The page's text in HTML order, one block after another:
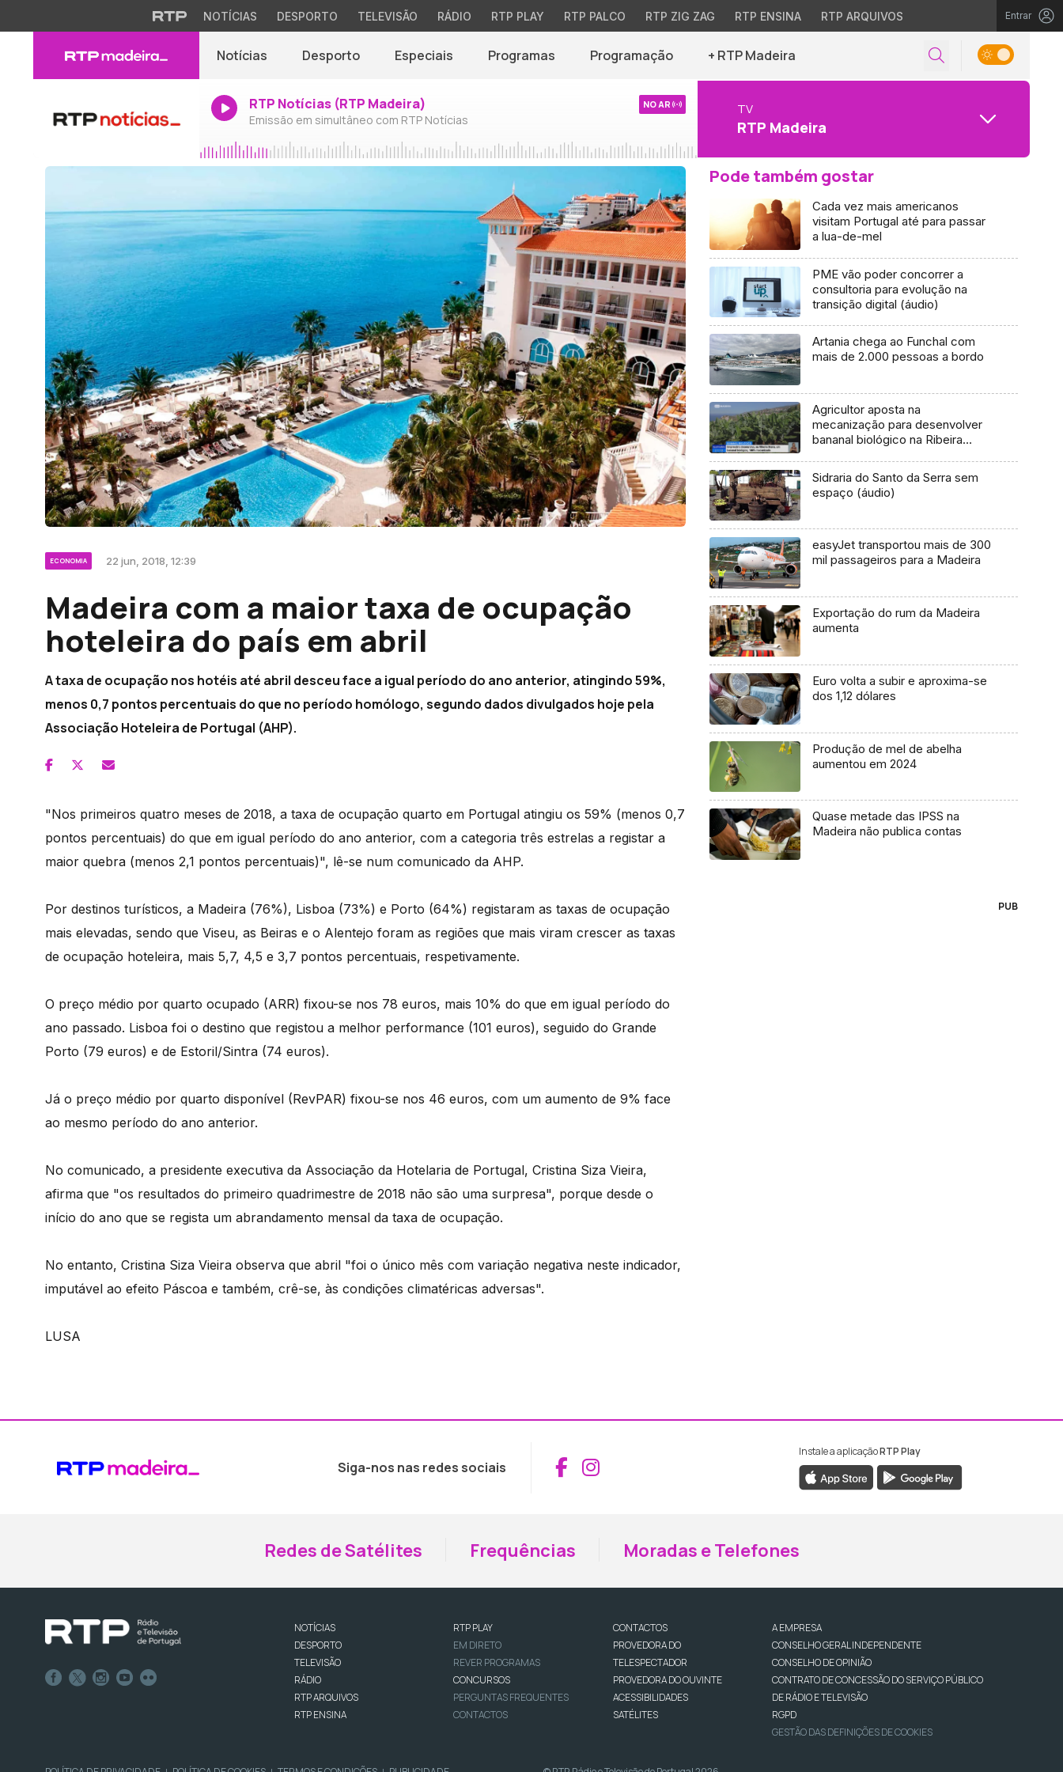
NOTÍCIAS DESPORTO TELEVISÃO RÁDIO RTP PLAY RTP PALCO RTP ZIG ZAG RTP ENSINA RTP ARQUIVOS Entrar
Notícias Desporto Especiais Programas Programação + RTP Madeira
RTP Notícias (RTP Madeira)
Emissão em simultâneo com RTP Notícias
NO AR TV
RTP Madeira
ECONOMIA 22 jun, 2018, 12:39
Madeira com a maior taxa de ocupação
hoteleira do país em abril
A taxa de ocupação nos hotéis até abril desceu face a igual período do ano anterior, atingindo 59%,
menos 0,7 pontos percentuais do que no período homólogo, segundo dados divulgados hoje pela
Associação Hoteleira de Portugal (AHP).
"Nos primeiros quatro meses de 2018, a taxa de ocupação quarto em Portugal atingiu os 59% (menos 0,7
pontos percentuais) do que em igual período do ano anterior, com a categoria três estrelas a registar a
maior quebra (menos 2,1 pontos percentuais)", lê-se num comunicado da AHP.
Por destinos turísticos, a Madeira (76%), Lisboa (73%) e Porto (64%) registaram as taxas de ocupação
mais elevadas, sendo que Viseu, as Beiras e o Alentejo foram as regiões que mais viram crescer as taxas
de ocupação hoteleira, mais 5,7, 4,5 e 3,7 pontos percentuais, respetivamente.
O preço médio por quarto ocupado (ARR) fixou-se nos 78 euros, mais 10% do que em igual período do
ano passado. Lisboa foi o destino que registou a melhor performance (101 euros), seguido do Grande
Porto (79 euros) e de Estoril/Sintra (74 euros).
Já o preço médio por quarto disponível (RevPAR) fixou-se nos 46 euros, com um aumento de 9% face
ao mesmo período do ano anterior.
No comunicado, a presidente executiva da Associação da Hotelaria de Portugal, Cristina Siza Vieira,
afirma que "os resultados do primeiro quadrimestre de 2018 não são uma surpresa", porque desde o
início do ano que se regista um abrandamento mensal da taxa de ocupação.
No entanto, Cristina Siza Vieira observa que abril "foi o único mês com variação negativa neste indicador,
imputável ao efeito Páscoa e também, crê-se, às condições climatéricas adversas".
LUSA
Pode também gostar
Cada vez mais americanos
visitam Portugal até para passar
a lua-de-mel
PME vão poder concorrer a
consultoria para evolução na
transição digital (áudio)
Artania chega ao Funchal com
mais de 2.000 pessoas a bordo
Agricultor aposta na
mecanização para desenvolver
bananal biológico na Ribeira
Sidraria do Santo da Serra sem
espaço (áudio)
easyJet transportou mais de 300
mil passageiros para a Madeira
Exportação do rum da Madeira
aumenta
Euro volta a subir e aproxima-se
dos 1,12 dólares
Produção de mel de abelha
aumentou em 2024
Quase metade das IPSS na
Madeira não publica contas
PUB
Siga-nos nas redes sociais Aceder ao Facebook da RTP Madeira
Aceder ao Instagram da RTP Madeira
Instale a aplicaçãoRTP Play
Redes de Satélites Frequências Moradas e Telefones
NOTÍCIAS
DESPORTO
TELEVISÃO
RÁDIO
RTP ARQUIVOS
RTP ENSINA
RTP PLAY
EM DIRETO
REVER PROGRAMAS
CONCURSOS
PERGUNTAS FREQUENTES
CONTACTOS
CONTACTOS
PROVEDORA DO
TELESPECTADOR
PROVEDORA DO OUVINTE
ACESSIBILIDADES
SATÉLITES
A EMPRESA
CONSELHO GERAL INDEPENDENTE
CONSELHO DE OPINIÃO
CONTRATO DE CONCESSÃO DO SERVIÇO PÚBLICO
DE RÁDIO E TELEVISÃO
RGPD
GESTÃO DAS DEFINIÇÕES DE COOKIES